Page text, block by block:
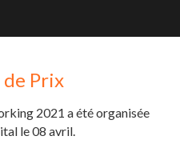
de Prix
2021 a été organisée
le 08 avril.